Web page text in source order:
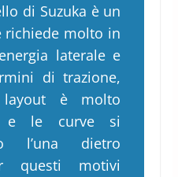
di Suzuka è un
richiede molto in
laterale e
di trazione,
è molto
e le curve si
l’una dietro
questi motivi